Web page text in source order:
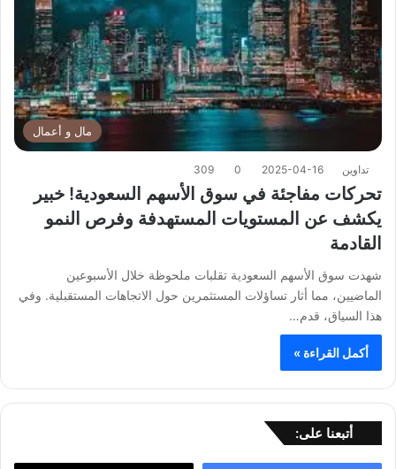
مال و أعمال
تداوين 2025-04-16
0
309
تحركات مفاجئة في سوق الأسهم السعودية! خبير
يكشف عن المستويات المستهدفة وفرص النمو
القادمة
شهدت سوق الأسهم السعودية تقلبات ملحوظة خلال الأسبوعين
الماضيين، مما أثار تساؤلات المستثمرين حول الاتجاهات المستقبلية. وفي
هذا السياق، قدم…
أكمل القراءة »
أتبعنا على: